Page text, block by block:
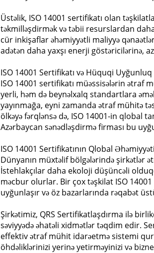
Üstəlik, ISO 14001 sertifikatı olan
təkmilləşdirmək və təbii resurslardan
cür inkişaflar əhəmiyyətli maliyyə
adətən daha yaxşı enerji göstəricilərinə,
ISO 14001 Sertifikatı və Hüquqi Uyğunluq
ISO 14001 sertifikatı müəssisələrin ətraf
yerli, həm də beynəlxalq standartlara
yayınmağa, eyni zamanda ətraf mühitə
ölkəyə fərqlənsə də, ISO 14001-in qlobal
Azərbaycan sənədləşdirmə firması bu
ISO 14001 Sertifikatının Qlobal Əhəmiyyəti
Dünyanın müxtəlif bölgələrində şirkətlər
İstehlakçılar daha ekoloji düşüncəli
məcbur olurlar. Bir çox təşkilat ISO
uyğunlaşır və öz bazarlarında rəqabət
Şirkətimiz, QRS Sertifikatlaşdırma ilə
səviyyədə əhatəli xidmətlər təqdim edir.
effektiv ətraf mühit idarəetmə sistemi
öhdəliklərinizi yerinə yetirməyinizi və